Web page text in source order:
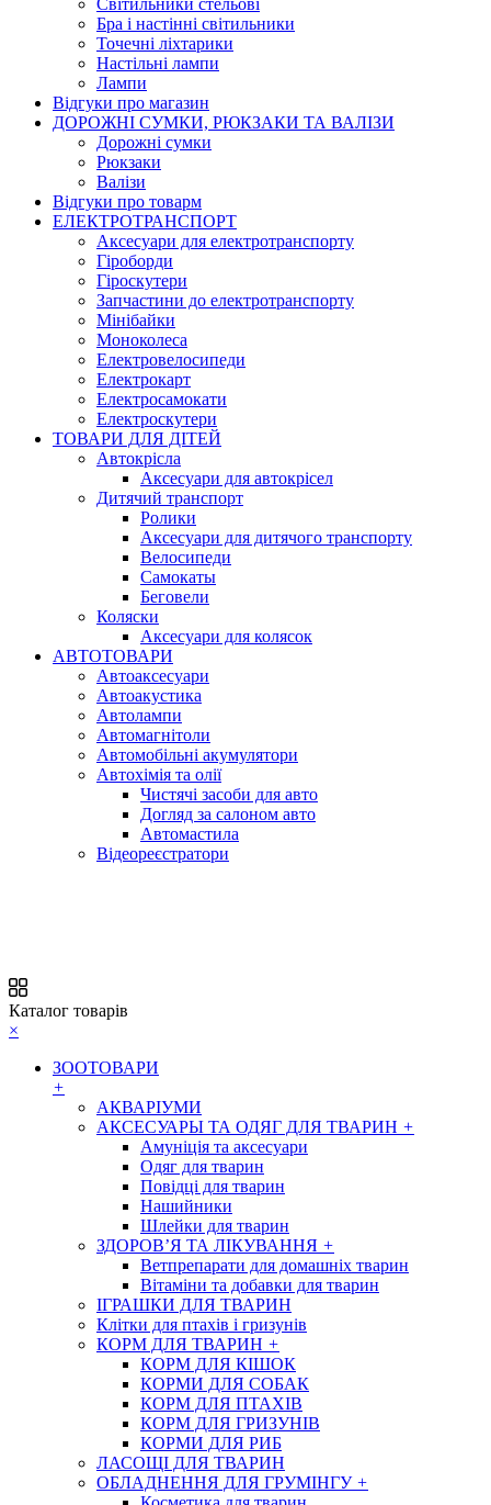
Світильники стельові
Бра і настінні світильники
Точечні ліхтарики
Настільні лампи
Лампи
Відгуки про магазин
ДОРОЖНІ СУМКИ, РЮКЗАКИ ТА ВАЛІЗИ
Дорожні сумки
Рюкзаки
Валізи
Відгуки про товарм
ЕЛЕКТРОТРАНСПОРТ
Аксесуари для електротранспорту
Гіроборди
Гіроскутери
Запчастини до електротранспорту
Мінібайки
Моноколеса
Електровелосипеди
Електрокарт
Електросамокати
Електроскутери
ТОВАРИ ДЛЯ ДІТЕЙ
Автокрісла
Аксесуари для автокрісел
Дитячий транспорт
Ролики
Аксесуари для дитячого транспорту
Велосипеди
Самокаты
Беговели
Коляски
Аксесуари для колясок
АВТОТОВАРИ
Автоаксесуари
Автоакустика
Автолампи
Автомагнітоли
Автомобільні акумулятори
Автохімія та олії
Чистячі засоби для авто
Догляд за салоном авто
Автомастила
Відеореєстратори
Каталог товарів
×
ЗООТОВАРИ
+
АКВАРІУМИ
АКСЕСУАРЫ ТА ОДЯГ ДЛЯ ТВАРИН +
Амуніція та аксесуари
Одяг для тварин
Повідці для тварин
Нашийники
Шлейки для тварин
ЗДОРОВ’Я ТА ЛІКУВАННЯ +
Ветпрепарати для домашніх тварин
Вітаміни та добавки для тварин
ІГРАШКИ ДЛЯ ТВАРИН
Клітки для птахів і гризунів
КОРМ ДЛЯ ТВАРИН +
КОРМ ДЛЯ КІШОК
КОРМИ ДЛЯ СОБАК
КОРМ ДЛЯ ПТАХІВ
КОРМ ДЛЯ ГРИЗУНІВ
КОРМИ ДЛЯ РИБ
ЛАСОЩІ ДЛЯ ТВАРИН
ОБЛАДНЕННЯ ДЛЯ ГРУМІНГУ +